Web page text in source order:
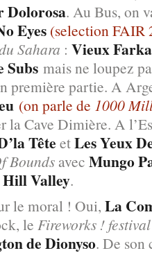
Dolorosa. Au Bus, on
Eyes (selection FAIR
Sahara : Vieux
Subs mais ne loupez
première partie. A
(on parle de 1000
la Cave Dimière. A
Tête etLes Yeux
Bounds avec Mungo
Hill Valley.
le moral ! Oui, La
le Fireworks ! festival
de Dionyso. De son